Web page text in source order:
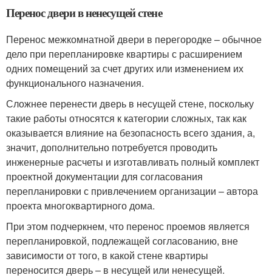
Перенос двери в ненесущей стене
Перенос межкомнатной двери в перегородке – обычное
дело при перепланировке квартиры с расширением
одних помещений за счет других или изменением их
функционального назначения.
Сложнее перенести дверь в несущей стене, поскольку
такие работы относятся к категории сложных, так как
оказывается влияние на безопасность всего здания, а,
значит, дополнительно потребуется проводить
инженерные расчеты и изготавливать полный комплект
проектной документации для согласования
перепланировки с привлечением организации – автора
проекта многоквартирного дома.
При этом подчеркнем, что перенос проемов является
перепланировкой, подлежащей согласованию, вне
зависимости от того, в какой стене квартиры
переносится дверь – в несущей или ненесущей.